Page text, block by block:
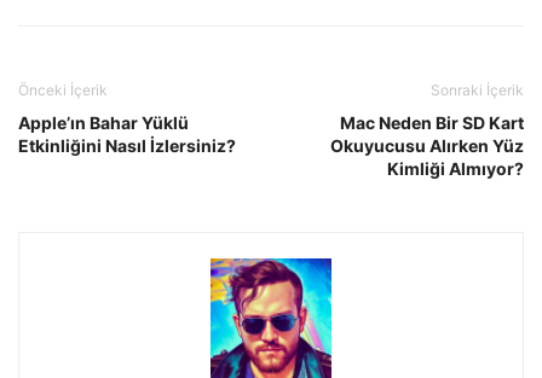
Önceki İçerik
Apple’ın Bahar Yüklü
Etkinliğini Nasıl İzlersiniz?
Sonraki İçerik
Mac Neden Bir SD Kart
Okuyucusu Alırken Yüz
Kimliği Almıyor?